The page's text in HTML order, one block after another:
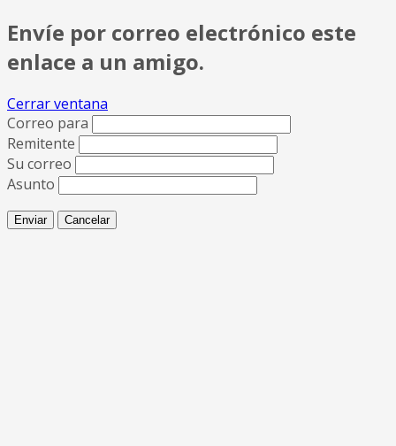
Envíe por correo electrónico este
enlace a un amigo.
Cerrar ventana
Correo para
Remitente
Su correo
Asunto
Enviar Cancelar